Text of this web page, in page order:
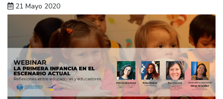
21 Mayo 2020